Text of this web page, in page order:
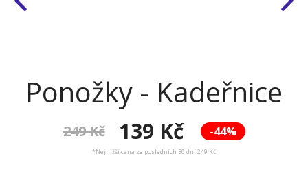
Ponožky - Kadeřnice
-44%
249 Kč 139 Kč
*Nejnižší cena za posledních 30 dní 249 Kč